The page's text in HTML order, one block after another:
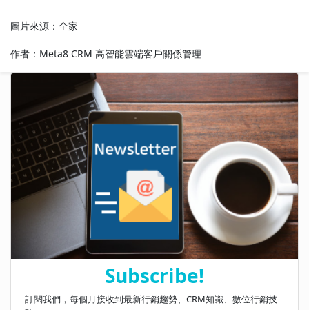
圖片來源：全家
作者：Meta8 CRM 高智能雲端客戶關係管理
Subscribe!
訂閱我們，每個月接收到最新行銷趨勢、CRM知識、數位行銷技